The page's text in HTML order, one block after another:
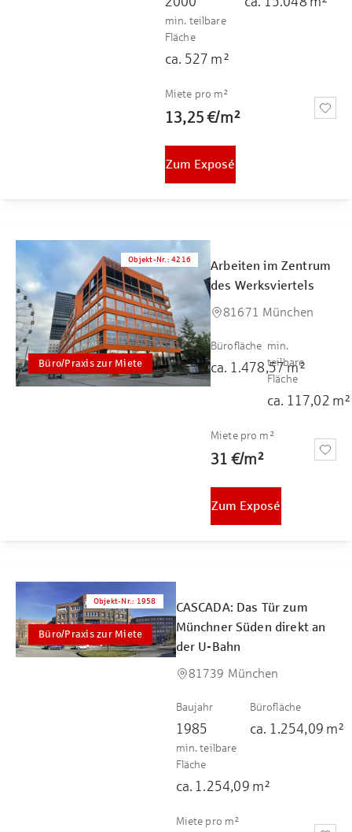
min. teilbare
Fläche
ca. 527 m²
Miete pro m²
13,25 €/m²
Zum Exposé
Büro/Praxis zur Miete
Objekt-Nr. :4216
Arbeiten im Zentrum
des Werksviertels
81671 München
Bürofläche
ca. 1.478,57m²
min.
teilbare
Fläche
ca. 117,02 m²
Miete pro m²
31 €/m²
Zum Exposé
Büro/Praxis zur Miete
Objekt-Nr.: 1958
CASCADA: Das Tür zum
Münchner Süden direkt an
der U-Bahn
81739 München
Baujahr
1985
Bürofläche
ca. 1.254,09 m²
min. teilbare
Fläche
ca. 1.254,09 m²
Miete pro m²